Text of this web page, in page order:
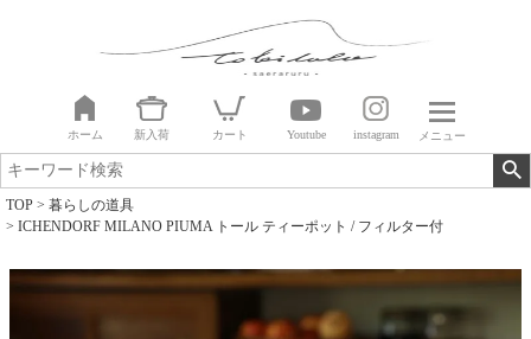
ホーム 新入荷 カート Youtube instagram メニュー
TOP
暮らしの道具
ICHENDORF MILANO PIUMA トール ティーポット / フィルター付